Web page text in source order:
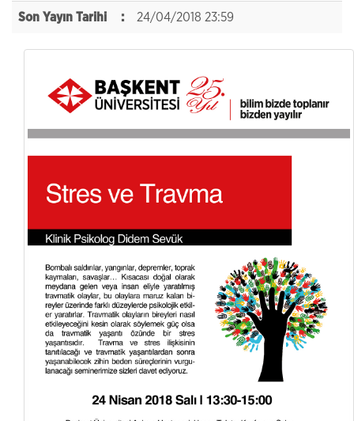
Son Yayın Tarihi : 24/04/2018 23:59